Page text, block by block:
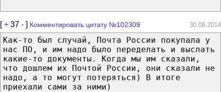
[+ 37 - ] Комментировать цитату №102309 30.08.2014
Как-то был случай, Почта России покупала у
нас ПО, и им надо было переделать и выслать
какие-то документы. Когда мы им сказали,
что дошлем их Почтой России, они сказали не
надо, а то могут потеряться) В итоге
приехали сами за ними)